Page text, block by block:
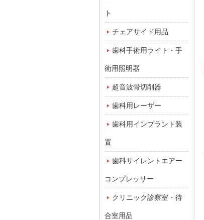
ト
チェアサイド用品
歯科手術用ライト・手
術用照明器
超音波骨切削器
歯科用レーザー
歯科用インプラント装
置
歯科サイレントエアー
コンプレッサー
クリニック診察室・待
合室用品